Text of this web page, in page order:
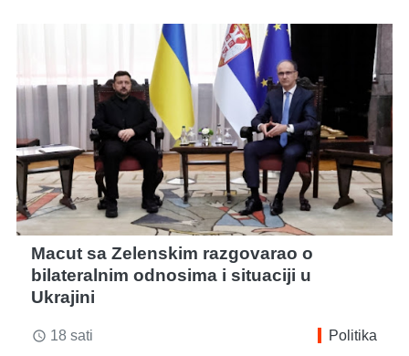
Macut sa Zelenskim razgovarao o
bilateralnim odnosima i situaciji u
Ukrajini
access_time 18 sati Politika